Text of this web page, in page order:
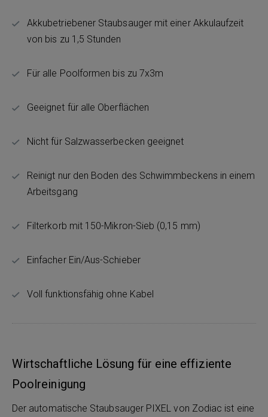
Akkubetriebener Staubsauger mit einer Akkulaufzeit
von bis zu 1,5 Stunden
Für alle Poolformen bis zu 7x3m
Geeignet für alle Oberflächen
Nicht für Salzwasserbecken geeignet
Reinigt nur den Boden des Schwimmbeckens in einem
Arbeitsgang
Filterkorb mit 150-Mikron-Sieb (0,15 mm)
Einfacher Ein/Aus-Schieber
Voll funktionsfähig ohne Kabel
Wirtschaftliche Lösung für eine effiziente
Poolreinigung
Der automatische Staubsauger PIXEL von Zodiac ist eine